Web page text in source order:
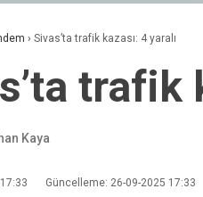
› Sivas’ta trafik kazası: 4 yaralı
trafik
Kaya
Güncelleme: 26-09-2025 17:33